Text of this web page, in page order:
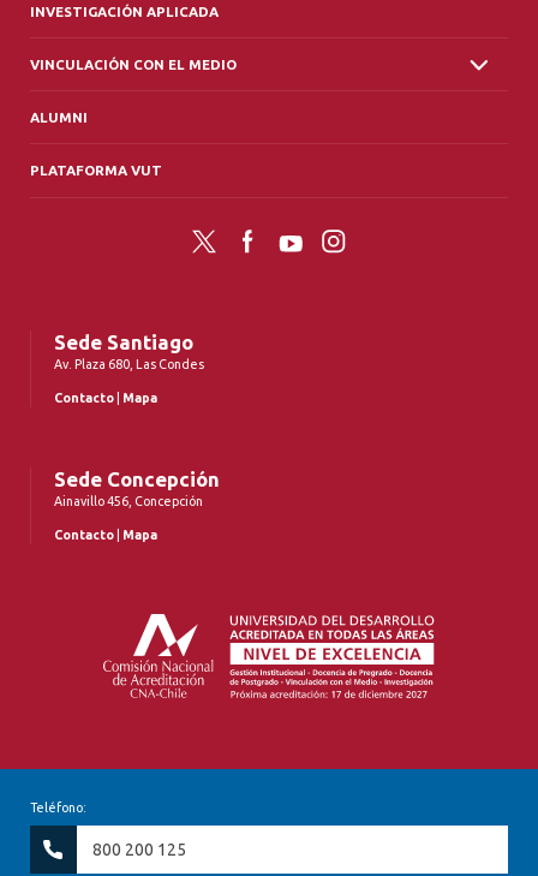
INVESTIGACIÓN APLICADA
VINCULACIÓN CON EL MEDIO
ALUMNI
PLATAFORMA VUT
Twitter FacebookYouTubeInstagram
Sede Santiago
Av. Plaza 680, Las Condes
Contacto Mapa
Sede Concepción
Ainavillo 456, Concepción
Contacto Mapa
Teléfono:
800 200 125